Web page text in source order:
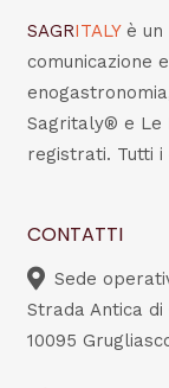
SAGRITALY è un
comunicazione
Sagritaly® e Le
registrati. Tutti
CONTATTI
Sede
Strada Antica di
10095